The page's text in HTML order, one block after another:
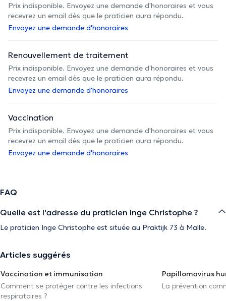
Prix indisponible. Envoyez une demande d'honoraires et vous
recevrez un email dès que le praticien aura répondu.
Envoyez une demande d'honoraires
Renouvellement de traitement
Prix indisponible. Envoyez une demande d'honoraires et vous
recevrez un email dès que le praticien aura répondu.
Envoyez une demande d'honoraires
Vaccination
Prix indisponible. Envoyez une demande d'honoraires et vous
recevrez un email dès que le praticien aura répondu.
Envoyez une demande d'honoraires
FAQ
Quelle est l'adresse du praticien Inge Christophe ?
Le praticien Inge Christophe est située au Praktijk 73 à Malle.
Articles suggérés
Vaccination et immunisation
Comment se protéger contre les infections
respiratoires ?
Papillomavirus
La prévention